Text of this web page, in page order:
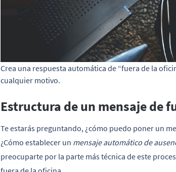
Crea una respuesta automática de “fuera de la
cualquier motivo.
Estructura de un mensaje de
Te estarás preguntando, ¿cómo puedo poner un
¿Cómo establecer un mensaje automático de
preocuparte por la parte más técnica de este